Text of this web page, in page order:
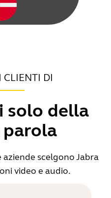
CLIENTI DI
solo della
scelgono Jabra
video e audio.